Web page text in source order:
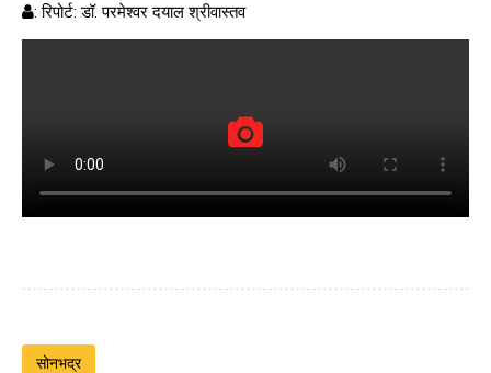
: रिपोर्ट: डॉ. परमेश्वर दयाल श्रीवास्तव
सोनभद्र